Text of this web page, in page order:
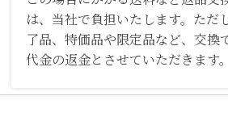
は、当社で負担いたします。ただ
了品、特価品や限定品など、交換
代金の返金とさせていただきます。